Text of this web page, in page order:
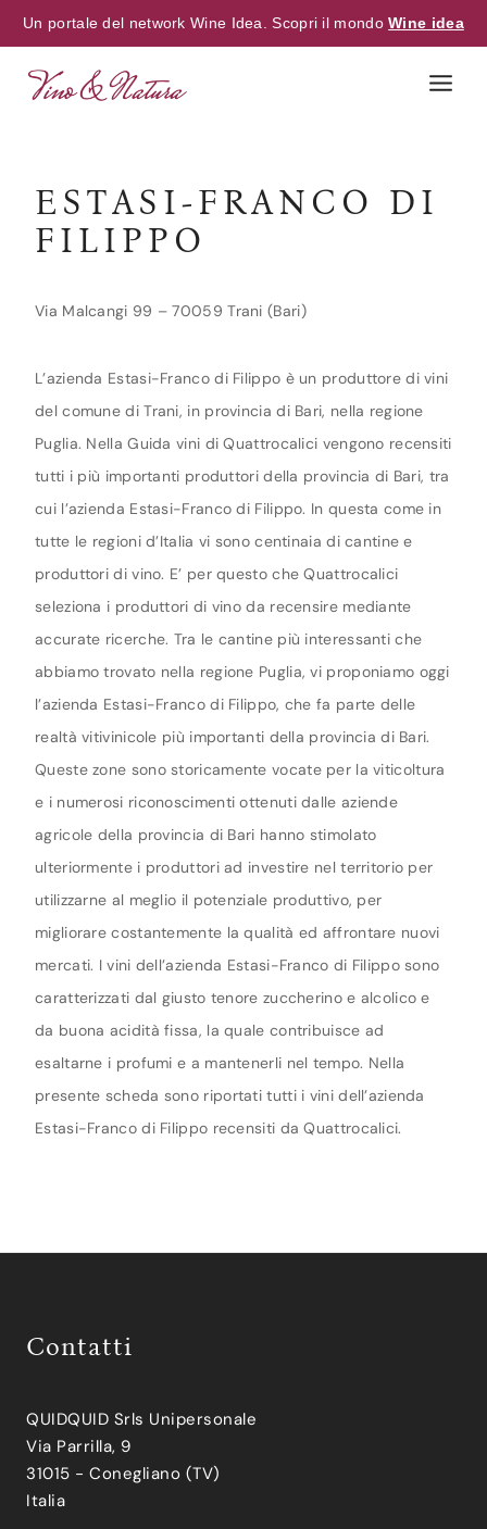
Un portale del network Wine Idea. Scopri il mondoWine idea
ESTASI-FRANCO DI
FILIPPO
Via Malcangi 99 – 70059 Trani (Bari)
L’azienda Estasi-Franco di Filippo è un produttore di vini
del comune di Trani, in provincia di Bari, nella regione
Puglia. Nella Guida vini di Quattrocalici vengono recensiti
tutti i più importanti produttori della provincia di Bari, tra
cui l’azienda Estasi-Franco di Filippo. In questa come in
tutte le regioni d’Italia vi sono centinaia di cantine e
produttori di vino. E’ per questo che Quattrocalici
seleziona i produttori di vino da recensire mediante
accurate ricerche. Tra le cantine più interessanti che
abbiamo trovato nella regione Puglia, vi proponiamo oggi
l’azienda Estasi-Franco di Filippo, che fa parte delle
realtà vitivinicole più importanti della provincia di Bari.
Queste zone sono storicamente vocate per la viticoltura
e i numerosi riconoscimenti ottenuti dalle aziende
agricole della provincia di Bari hanno stimolato
ulteriormente i produttori ad investire nel territorio per
utilizzarne al meglio il potenziale produttivo, per
migliorare costantemente la qualità ed affrontare nuovi
mercati. I vini dell’azienda Estasi-Franco di Filippo sono
caratterizzati dal giusto tenore zuccherino e alcolico e
da buona acidità fissa, la quale contribuisce ad
esaltarne i profumi e a mantenerli nel tempo. Nella
presente scheda sono riportati tutti i vini dell’azienda
Estasi-Franco di Filippo recensiti da Quattrocalici.
Contatti
QUIDQUID Srls Unipersonale
Via Parrilla, 9
31015 - Conegliano (TV)
Italia